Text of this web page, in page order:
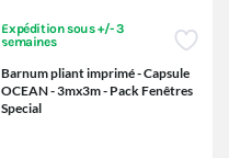
Expédition sous +/- 3
semaines
Barnum pliant imprimé - Capsule
OCEAN - 3mx3m - Pack Fenêtres
Special